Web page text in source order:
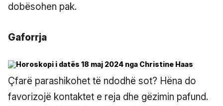
dobësohen pak.
Gaforrja
Çfarë parashikohet të ndodhë sot? Hëna do
favorizojë kontaktet e reja dhe gëzimin pafund.